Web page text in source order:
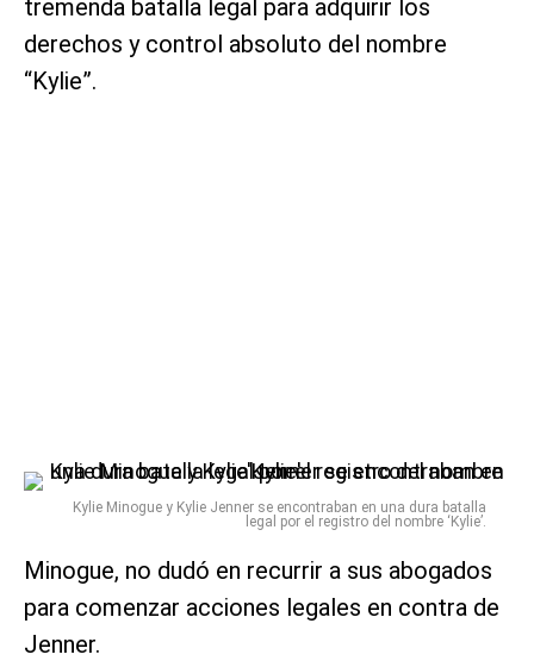
tremenda batalla legal para adquirir los
derechos y control absoluto del nombre
“Kylie”.
Kylie Minogue y Kylie Jenner se encontraban en una dura batalla
legal por el registro del nombre ‘Kylie’.
Minogue, no dudó en recurrir a sus abogados
para comenzar acciones legales en contra de
Jenner.